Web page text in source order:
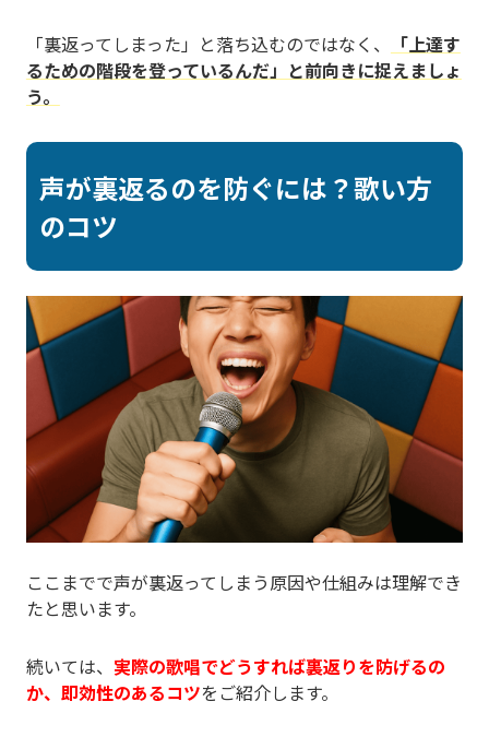
「裏返ってしまった」と落ち込むのではなく、
「上達す
るための階段を登っているんだ」と前向きに捉えましょ
う。
声が裏返るのを防ぐには？歌い方
のコツ
ここまでで声が裏返ってしまう原因や仕組みは理解でき
たと思います。
続いては、 実際の歌唱でどうすれば裏返りを防げるの
か、即効性のあるコツをご紹介します。